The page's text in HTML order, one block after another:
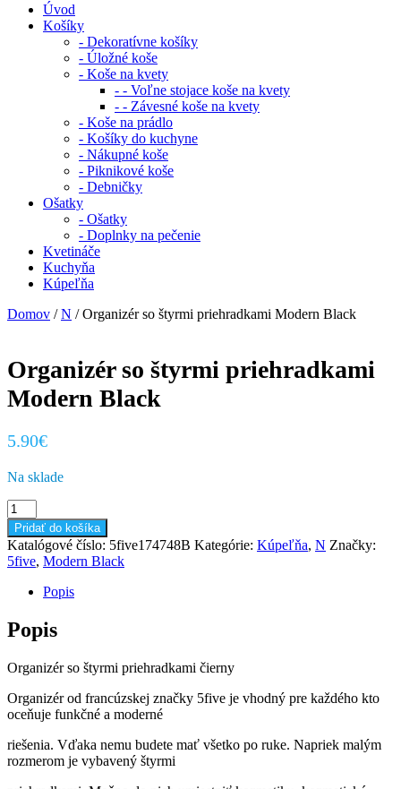
Úvod
Košíky
- Dekoratívne košíky
- Úložné koše
- Koše na kvety
- - Voľne stojace koše na kvety
- - Závesné koše na kvety
- Koše na prádlo
- Košíky do kuchyne
- Nákupné koše
- Piknikové koše
- Debničky
Ošatky
- Ošatky
- Doplnky na pečenie
Kvetináče
Kuchyňa
Kúpeľňa
Domov /N / Organizér so štyrmi priehradkami Modern Black
Organizér so štyrmi priehradkami
Modern Black
5.90€
Na sklade
množstvo
Organizér
so
štyrmi
priehradkami
Modern
Pridať do košíka
Katalógové číslo: 5five174748B Kategórie: Kúpeľňa, N Značky:
5five, Modern Black
Popis
Popis
Organizér so štyrmi priehradkami čierny
Organizér od francúzskej značky 5five je vhodný pre každého kto
oceňuje funkčné a moderné
riešenia. Vďaka nemu budete mať všetko po ruke. Napriek malým
rozmerom je vybavený štyrmi